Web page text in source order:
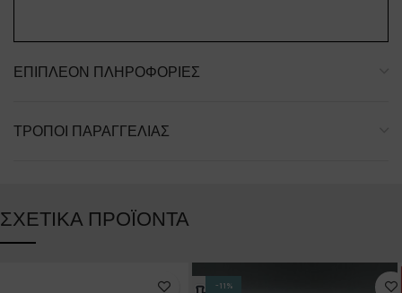
ΕΠΙΠΛΈΟΝ ΠΛΗΡΟΦΟΡΊΕΣ
ΤΡΌΠΟΙ ΠΑΡΑΓΓΕΛΊΑΣ
ΣΧΕΤΙΚΆ ΠΡΟΪΌΝΤΑ
-11%